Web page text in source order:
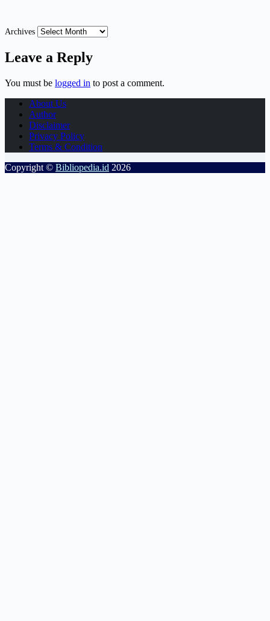
Archives
Leave a Reply
You must be logged in to post a comment.
About Us
Author
Disclaimer
Privacy Policy
Terms & Condition
Copyright © Bibliopedia.id 2026